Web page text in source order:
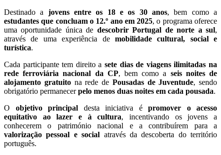
Destinado a jovens entre os 18 e os 30 anos, bem como a
estudantes que concluam o 12.º ano em 2025, o programa oferece
uma oportunidade única de descobrir Portugal de norte a sul,
através de uma experiência de mobilidade cultural, social e
turística.
Cada participante tem direito a sete dias de viagens ilimitadas na
rede ferroviária nacional da CP, bem como a seis noites de
alojamento gratuitona rede de Pousadas de Juventude, sendo
obrigatório permanecerpelo menos duas noites em cada pousada.
O objetivo principal desta iniciativa é promover o acesso
equitativo ao lazer e à cultura, incentivando os jovens a
conhecerem o património nacional e a contribuírem para a
valorização pessoal e social através da descoberta do território
português.